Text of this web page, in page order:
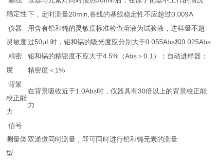
稳定性 下，定时测量20min,各线的基线稳定性不应超过0.009A
仪器
灵敏度
用含有铅和镉的灵敏度标准检查溶液为试验液，进样量不超
过50μL 时，铅和镉的吸光度应分别大于0.055Abs和0.025Abs
精密
度
铅和镉的精密度不应大于4.5% （Abs ＞0.1 ）；自动进样器：
精密度＜ 1%
背景
校正能
力
在背景吸收近于1.0Abs时，仪器具有30倍以上的背景校正能
力
信号
测量类
型
双通道同时测量，即可同时进行铅和镉元素的测量